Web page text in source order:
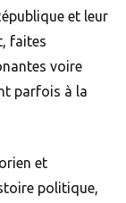
et leur
faites
voire
parfois à la
et
politique,